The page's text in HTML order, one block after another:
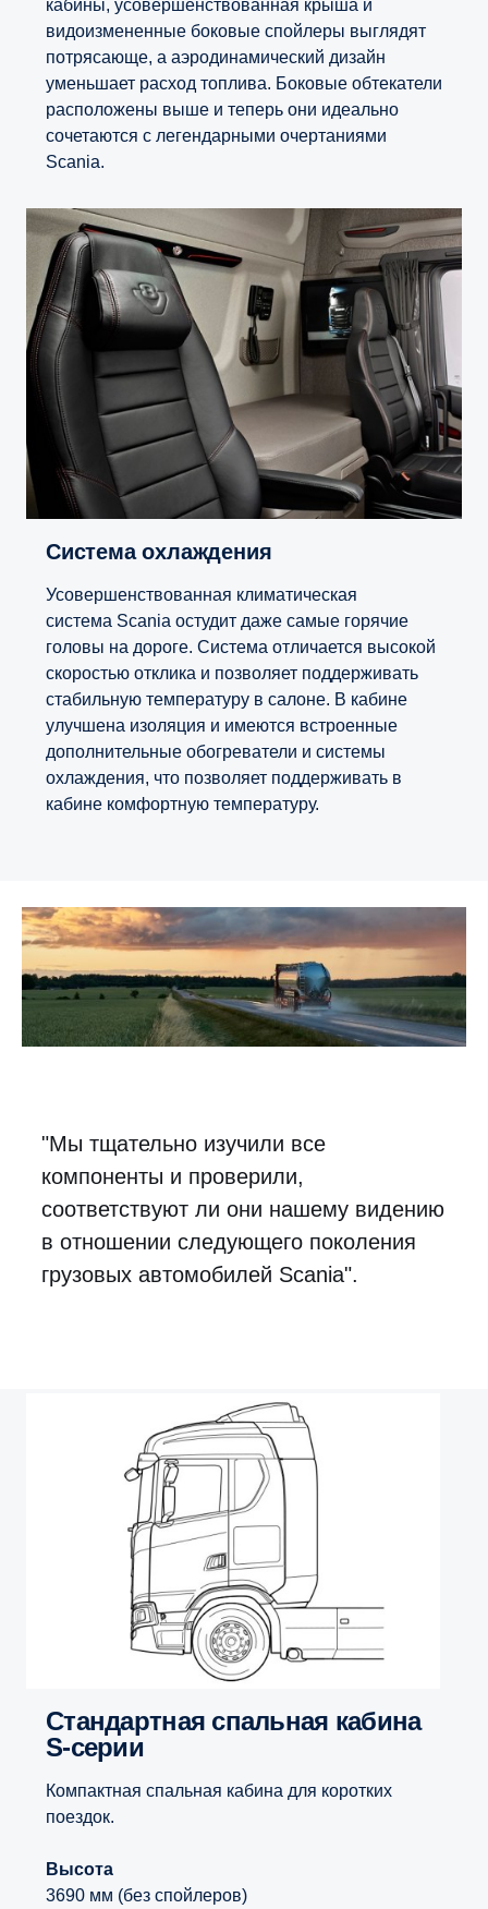
кабины, усовершенствованная крыша и
видоизмененные боковые спойлеры выглядят
потрясающе, а аэродинамический дизайн
уменьшает расход топлива. Боковые обтекатели
расположены выше и теперь они идеально
сочетаются с легендарными очертаниями
Scania.
Система охлаждения
Усовершенствованная климатическая
система Scania остудит даже самые горячие
головы на дороге. Система отличается высокой
скоростью отклика и позволяет поддерживать
стабильную температуру в салоне. В кабине
улучшена изоляция и имеются встроенные
дополнительные обогреватели и системы
охлаждения, что позволяет поддерживать в
кабине комфортную температуру.
"Мы тщательно изучили все
компоненты и проверили,
соответствуют ли они нашему видению
в отношении следующего поколения
грузовых автомобилей Scania".
Стандартная спальная кабина
S-серии
Компактная спальная кабина для коротких
поездок.
Высота
3690 мм (без спойлеров)